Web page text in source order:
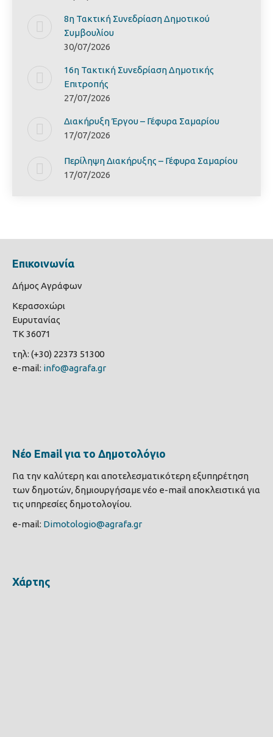
8η Τακτική Συνεδρίαση Δημοτικού
Συμβουλίου
30/07/2026
16η Τακτική Συνεδρίαση Δημοτικής
Επιτροπής
27/07/2026
Διακήρυξη Έργoυ – Γέφυρα Σαμαρίoυ
17/07/2026
Περίληψη Διακήρυξης – Γέφυρα Σαμαρίoυ
17/07/2026
Επικοινωνία
Δήμος Αγράφων
Κερασοχώρι
Ευρυτανίας
ΤΚ 36071
τηλ: (+30) 22373 51300
e-mail: info@agrafa.gr
Νέο Email για το Δημοτολόγιο
Για την καλύτερη και αποτελεσματικότερη εξυπηρέτηση
των δημοτών, δημιουργήσαμε νέο e-mail αποκλειστικά για
τις υπηρεσίες δημοτολογίου.
e-mail: Dimotologio@agrafa.gr
Χάρτης